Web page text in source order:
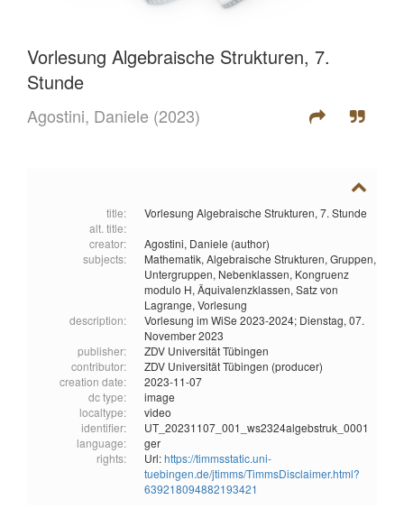
Vorlesung Algebraische Strukturen, 7.
Stunde
Agostini, Daniele (2023)
title:
Vorlesung Algebraische Strukturen, 7. Stunde
alt. title:
creator:
Agostini, Daniele (author)
subjects:
Mathematik, Algebraische Strukturen, Gruppen,
Untergruppen, Nebenklassen, Kongruenz
modulo H, Äquivalenzklassen, Satz von
Lagrange, Vorlesung
description:
Vorlesung im WiSe 2023-2024; Dienstag, 07.
November 2023
publisher:
ZDV Universität Tübingen
contributor:
ZDV Universität Tübingen (producer)
creation date:
2023-11-07
dc type:
image
localtype:
video
identifier:
UT_20231107_001_ws2324algebstruk_0001
language:
ger
rights:
Url:https://timmsstatic.uni-
tuebingen.de/jtimms/TimmsDisclaimer.html?
639218094882193421